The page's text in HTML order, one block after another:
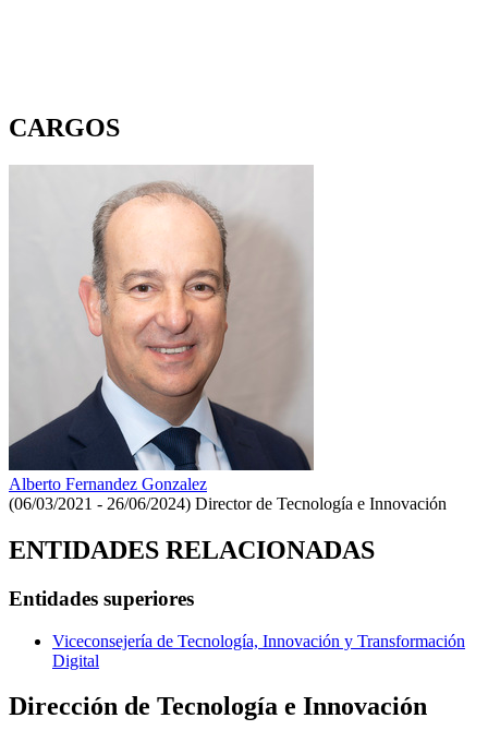
CARGOS
Alberto Fernandez Gonzalez
(06/03/2021 - 26/06/2024) Director de Tecnología e Innovación
ENTIDADES RELACIONADAS
Entidades superiores
Viceconsejería de Tecnología, Innovación y Transformación
Digital
Dirección de Tecnología e Innovación